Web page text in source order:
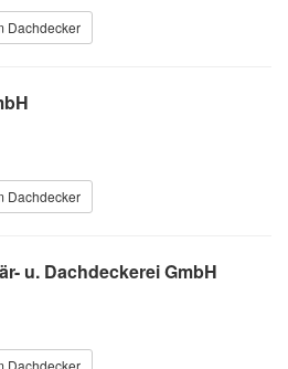
Dachdecker
Dachdecker
u. Dachdeckerei GmbH
Dachdecker